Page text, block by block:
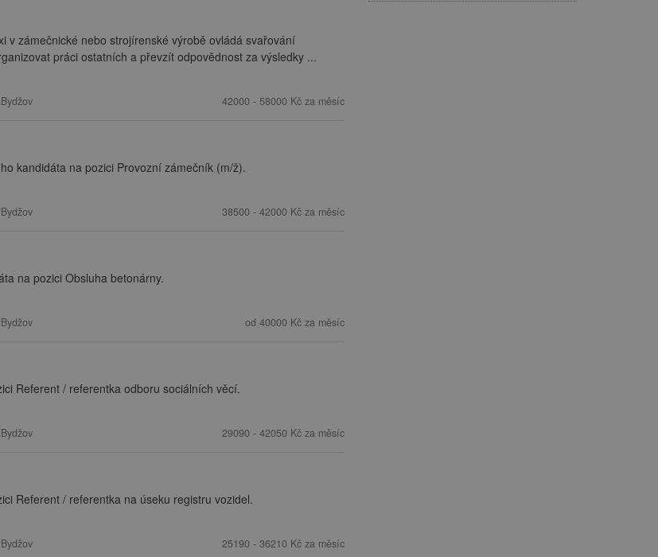
v zámečnické nebo strojírenské výrobě ovládá svařování
práci ostatních a převzít odpovědnost za výsledky ...
42000 - 58000 Kč za měsíc
kandidáta na pozici Provozní zámečník (m/ž).
38500 - 42000 Kč za měsíc
na pozici Obsluha betonárny.
od 40000 Kč za měsíc
Referent / referentka odboru sociálních věcí.
29090 - 42050 Kč za měsíc
Referent / referentka na úseku registru vozidel.
25190 - 36210 Kč za měsíc